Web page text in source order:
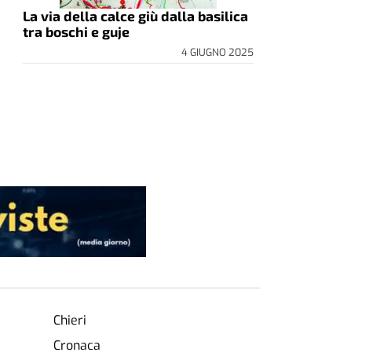
La via della calce giù dalla basilica
tra boschi e guje
4 GIUGNO 2025
Chieri
Cronaca